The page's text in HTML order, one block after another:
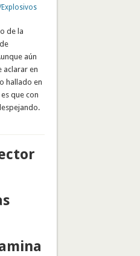
de la
aún
aclarar en
hallado en
que con